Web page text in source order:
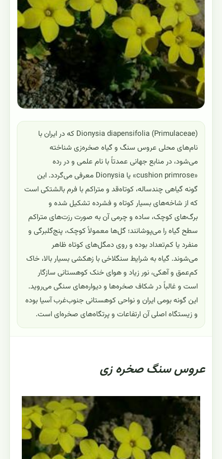
Dionysia diapensifolia (Primulaceae) که در ایران با
نام‌های محلی عروس سنگ و گیاه صخره‌زی شناخته
می‌شود، در منابع جهانی عمدتاً با نام علمی و در رده
«cushion primrose» یا Dionysia معرفی می‌گردد. این
گونه گیاهی چندساله، کوتاه‌قد و متراکم با فرم بالشتکی است
که از شاخه‌های بسیار کوتاه و فشرده تشکیل شده و
برگ‌های کوچک، ساده و چرمی آن به صورت رزت‌های متراکم
سطح گیاه را می‌پوشانند؛ گل‌ها معمولاً کوچک، پنج‌گلبرگی و
منفرد یا کم‌تعداد بوده و روی دمگل‌های کوتاه ظاهر
می‌شوند. گیاه به شرایط سنگلاخی با زهکشی بسیار بالا، خاک
کم‌عمق و آهکی، نور زیاد و هوای خنک کوهستانی سازگار
است و غالباً در شکاف صخره‌ها و دیواره‌های سنگی می‌روید.
این گونه بومی ایران و نواحی کوهستانی جنوب‌غرب آسیا بوده
و زیستگاه اصلی آن ارتفاعات و پرتگاه‌های صخره‌ای است.
عروس سنگ صخره زی